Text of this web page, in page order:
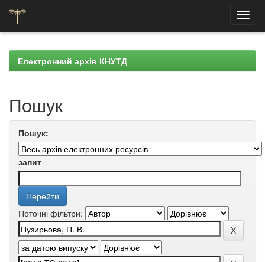
navigationЕлектронний архів КНУТД
Пошук
Пошук:
запит
Поточні фільтри: